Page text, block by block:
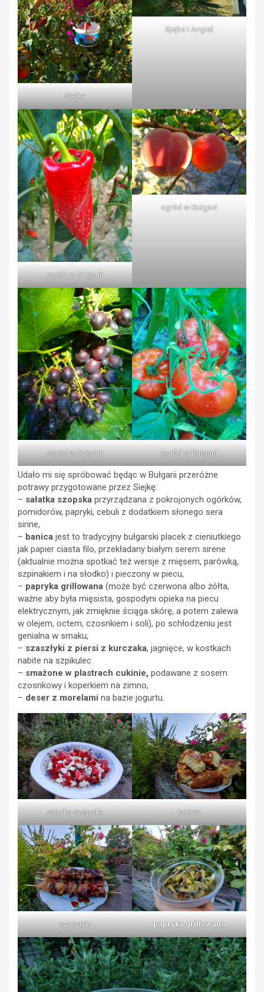
Sjejka
Sjejka i Angieł
ogród w Bułgarii
ogród w Bułgarii
ogród w Bułgarii ogród w Bułgarii
Udało mi się spróbować będąc w Bułgarii przeróżne
potrawy przygotowane przez Siejkę:
– sałatka szopska przyrządzana z pokrojonych ogórków,
pomidorów, papryki, cebuli z dodatkiem słonego sera
sirine,
– banica jest to tradycyjny bułgarski placek z cieniutkiego
jak papier ciasta filo, przekładany białym serem sirene
(aktualnie można spotkać też wersje z mięsem, parówką,
szpinakiem i na słodko) i pieczony w piecu,
– papryka grillowana (może być czerwona albo żółta,
ważne aby była mięsista, gospodyni opieka na piecu
elektrycznym, jak zmięknie ściąga skórę, a potem zalewa
w olejem, octem, czosnkiem i soli), po schłodzeniu jest
genialna w smaku,
– szaszłyki z piersi z kurczaka, jagnięce, w kostkach
nabite na szpikulec
– smażone w plastrach cukinie, podawane z sosem
czosnkowy i koperkiem na zimno,
– deser z morelami na bazie jogurtu.
sałatka szopska banica
szaszłyki papryka grillowana